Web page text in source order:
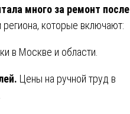
много за ремонт после
которые включают:
в Москве и области.
Цены на ручной труд в